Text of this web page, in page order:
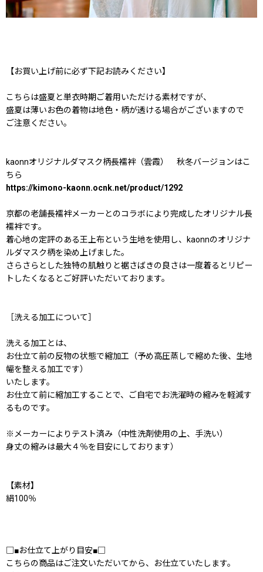
【お買い上げ前に必ず下記お読みください】
こちらは盛夏と単衣時期ご着用いただける素材ですが、
盛夏は薄いお色の着物は地色・柄が透ける場合がございますので
ご注意ください。
kaonnオリジナルダマスク柄長襦袢（雲霞） 秋冬バージョンはこ
ちら
https://kimono-kaonn.ocnk.net/product/1292
京都の老舗長襦袢メーカーとのコラボにより完成したオリジナル長
襦袢です。
着心地の定評のある王上布という生地を使用し、kaonnのオリジナ
ルダマスク柄を染め上げました。
さらさらとした独特の肌触りと裾さばきの良さは一度着るとリピー
トしたくなるとご好評いただいております。
［洗える加工について］
洗える加工とは、
お仕立て前の反物の状態で縮加工（予め高圧蒸しで縮めた後、生地
幅を整える加工です）
いたします。
お仕立て前に縮加工することで、ご自宅でお洗濯時の縮みを軽減す
るものです。
※メーカーによりテスト済み（中性洗剤使用の上、手洗い）
身丈の縮みは最大４％を目安にしております）
【素材】
絹100％
□■お仕立て上がり目安■□
こちらの商品はご注文いただいてから、お仕立ていたします。